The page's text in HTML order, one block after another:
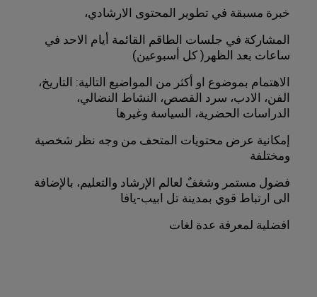
خبرة مسبقة في تطوير المحتوى الارشادي،
ساعات بعد الظهر( كل أسبوعين)
الدراسات الحضرية، السياسة وغيرها
ومختلفة
الى ارتباط قوي بمدينة تل ابيب-يافا
افضلية لمعرفة عدة لغات